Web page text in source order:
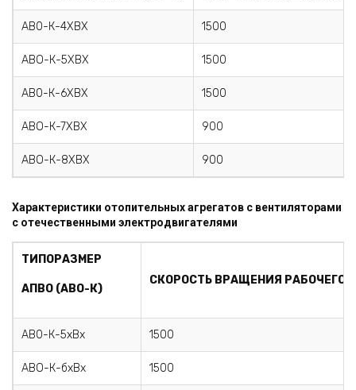
АВ0-К-4ХВХ 1500
АВО-К-5ХВХ 1500
АВ0-К-6ХВХ 1500
АВО-К-7ХВХ 900
АВО-К-8ХВХ 900
Характеристики отопительных агрегатов с вентиляторами
с отечественными электродвигателями
ТИПОРАЗМЕР
АПВО (АВО-К)
СКОРОСТЬ ВРАЩЕНИЯ РАБОЧЕГО
АВ0-К-5хВх 1500
АВО-К-бхВх 1500